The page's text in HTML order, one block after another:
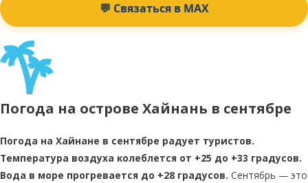
💬 Связаться в MAX
Погода на острове Хайнань в сентябре
Погода на Хайнане в сентябре радует туристов.
Температура воздуха колеблется от +25 до +33 градусов.
Вода в море прогревается до +28 градусов. Сентябрь — это